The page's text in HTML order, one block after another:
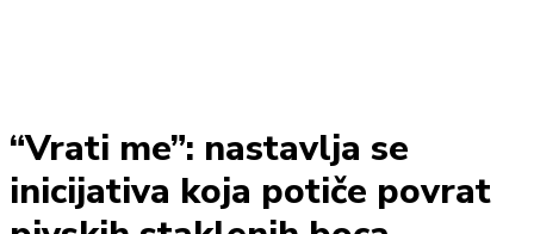
“Vrati me”: nastavlja se
inicijativa koja potiče povrat